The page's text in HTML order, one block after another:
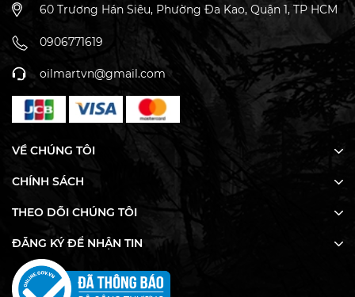
Tỉ Lệ Sử Dụng
- Làm nến thơm: 3 - 10%
- Làm xà phòng: 3 - 6%
- Dưỡng da: 1 - 2%
- Xông phòng - khuếch tán: dưới 15%
* Số lượng sử dụng chỉ là khuyến nghị. Lượng sử dụng
cá nhân có thể khác nhau tùy thuộc vào độ đậm nhạt
60 Trương Hán Siêu, Phường Đa Kao, Quận 1, TP HCM
0906771619
oilmartvn@gmail.com
VỀ CHÚNG TÔI
CHÍNH SÁCH
THEO DÕI CHÚNG TÔI
ĐĂNG KÝ ĐỂ NHẬN TIN